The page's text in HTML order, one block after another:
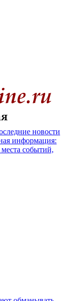
новости
информация:
событий,